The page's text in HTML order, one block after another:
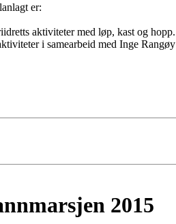
er:
aktiviteter med løp, kast og hopp.
i samearbeid med Inge Rangøy
2015